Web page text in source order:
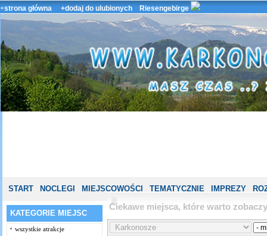
+strona główna +dodaj do ulubionych Riesengebirge
START NOCLEGI MIEJSCOWOŚCI TEMATYCZNIE IMPREZY
KATEGORIE MIEJSC
wszystkie atrakcje
Ciekawe miejsca, które warto